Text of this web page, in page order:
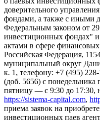
доверительного
фондами, а также с иными
Федеральным законом от
инвестиционных фондах"
актами в сфере
Российская Федерация,
муниципальный округ
к. 1, телефону: +7 (495)
(доб. 5656) с
пятницу — с 9:30 до 17:30,
https://sistema-capital.com,
приема заявок на
инвестиционных паев